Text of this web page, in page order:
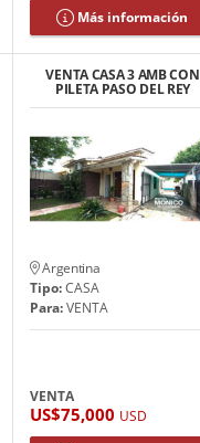
Más información
VENTA CASA 3 AMB CON
PILETA PASO DEL REY
Argentina
Tipo:CASA
Para:VENTA
VENTA
US$75,000 USD